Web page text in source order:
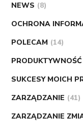
NEWS (8)
OCHRONA
POLECAM (14)
PRODUKTYWNOŚĆ
SUKCESY MOICH
ZARZĄDZANIE (41)
ZARZĄDZANIE